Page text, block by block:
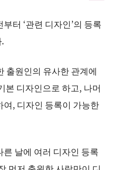
터 ‘관련 디자인’의 등록
출원인의 유사한 관계에
본 디자인으로 하고, 나머
, 디자인 등록이 가능한
날에 여러 디자인 등록